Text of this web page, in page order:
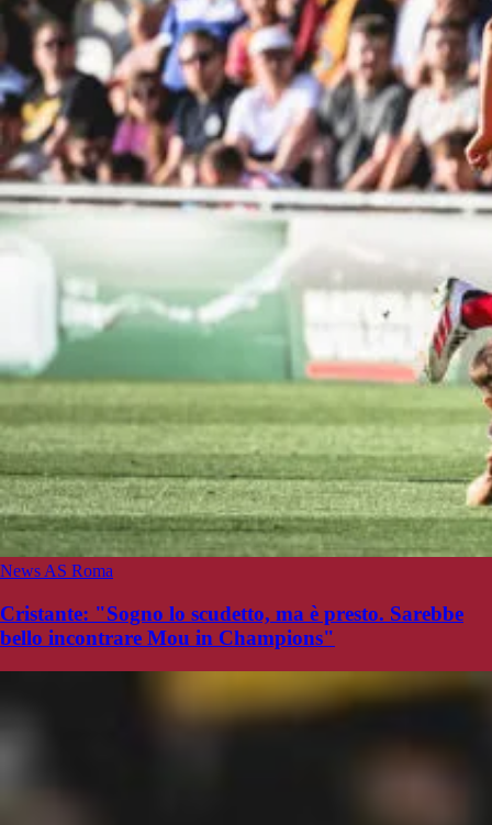
News AS Roma
Cristante: "Sogno lo scudetto, ma è presto. Sarebbe
bello incontrare Mou in Champions"